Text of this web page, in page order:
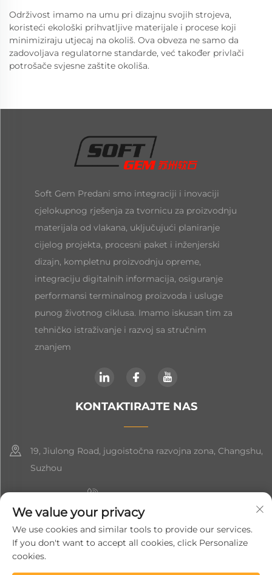
Održivost imamo na umu pri dizajnu svojih strojeva,
koristeći ekološki prihvatljive materijale i procese koji
minimiziraju utjecaj na okoliš. Ova obveza ne samo da
zadovoljava regulatorne standarde, već također privlači
potrošače svjesne zaštite okoliša.
Soft Gem Predani smo integraciji i inovaciji
cjelokupnog rješenja za tvornicu za proizvodnju
materijala od vlakana, uključujući planiranje
cijelog projekta, procesni paket i inženjerski
dizajn, kompletnu proizvodnju opreme,
integraciju digitalnih informacija, osiguranje
performansi terminalnog proizvoda i usluge
punog životnog ciklusa. Imamo iskusan tim za
tehničko istraživanje i razvoj sa stručnim
znanjem
KONTAKTIRAJTE NAS
19, Jiulong Road, jugoistočna razvojna zona, Changshu,
Suzhou
+86-19906239903
[email protected]
+86-13852981437
We value your privacy
We use cookies and similar tools to provide our services.
If you don't want to accept all cookies, click Personalize
cookies.